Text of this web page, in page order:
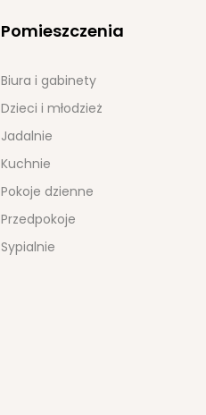
Pomieszczenia
Biura i gabinety
Dzieci i młodzież
Jadalnie
Kuchnie
Pokoje dzienne
Przedpokoje
Sypialnie